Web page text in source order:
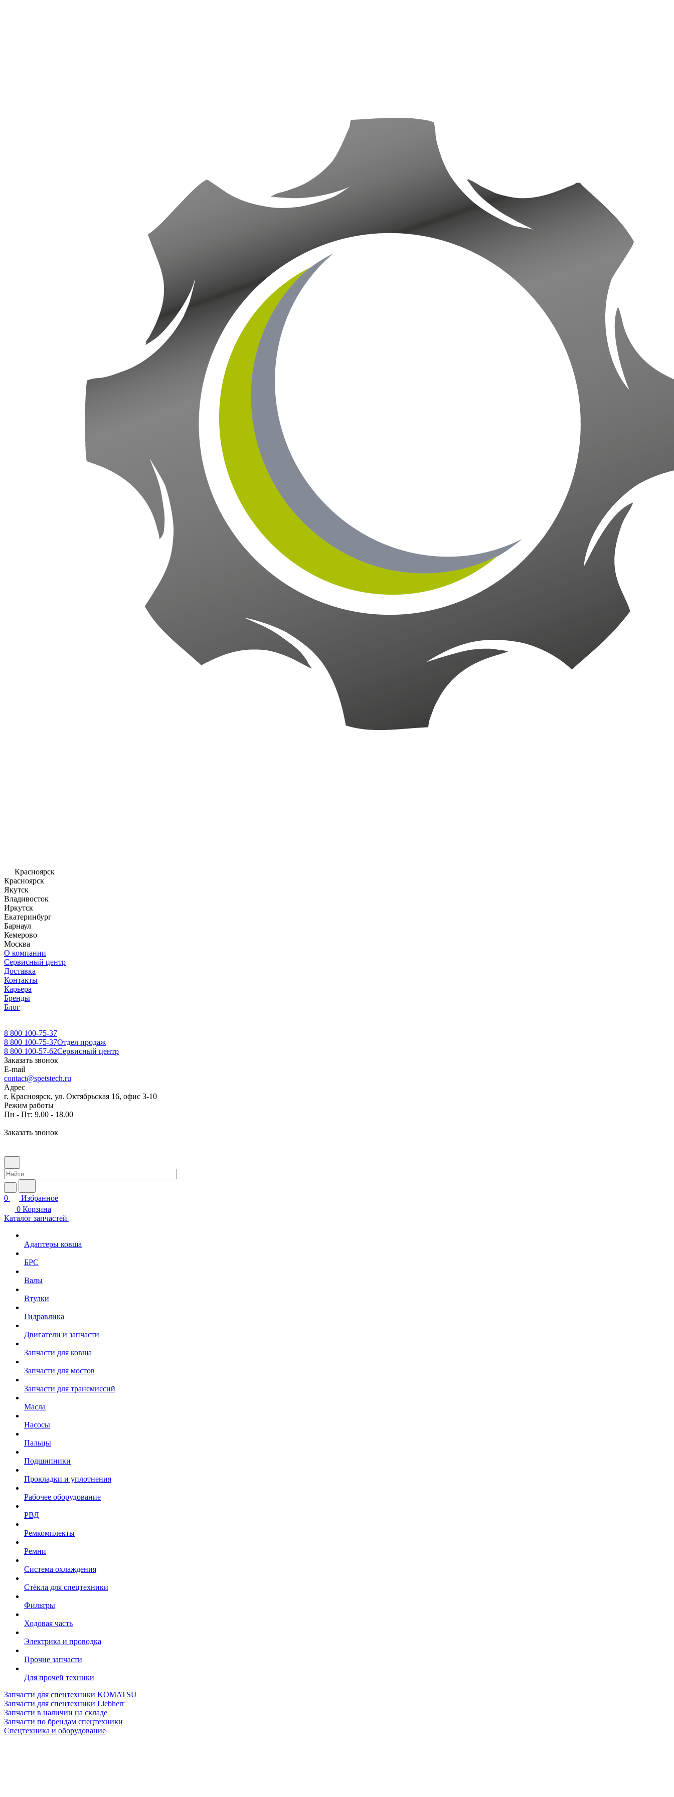
Красноярск
Красноярск
Якутск
Владивосток
Иркутск
Екатеринбург
Барнаул
Кемерово
Москва
О компании
Сервисный центр
Доставка
Контакты
Карьера
Бренды
Блог
8 800 100-75-37
8 800 100-75-37Отдел продаж
8 800 100-57-62Сервисный центр
Заказать звонок
E-mail
contact@spetstech.ru
Адрес
г. Красноярск, ул. Октябрьская 16, офис 3-10
Режим работы
Пн - Пт: 9.00 - 18.00
Заказать звонок
0
Избранное
0 Корзина
Каталог запчастей
Адаптеры ковша
БРС
Валы
Втулки
Гидравлика
Двигатели и запчасти
Запчасти для ковша
Запчасти для мостов
Запчасти для трансмиссий
Масла
Насосы
Пальцы
Подшипники
Прокладки и уплотнения
Рабочее оборудование
РВД
Ремкомплекты
Ремни
Система охлаждения
Стёкла для спецтехники
Фильтры
Ходовая часть
Электрика и проводка
Прочие запчасти
Для прочей техники
Запчасти для спецтехники KOMATSU
Запчасти для спецтехники Liebherr
Запчасти в наличии на складе
Запчасти по брендам спецтехники
Спецтехника и оборудование